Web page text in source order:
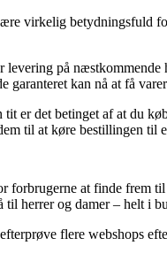
virkelig betydningsfuld
levering på
garanteret kan nå at få
er det betinget af at du
til at køre bestillingen til
at finde frem
herrer og damer – helt i
flere webshops